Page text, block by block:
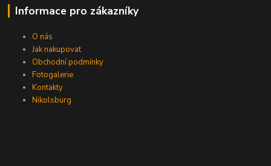
Informace pro zákazníky
O nás
Jak nakupovat
Obchodní podmínky
Fotogalerie
Kontakty
Nikolsburg